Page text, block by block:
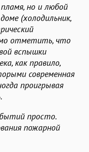
но и любой
(холодильник,
отметить, что
вспышки
как правило,
современная
проигрывая
просто.
пожарной